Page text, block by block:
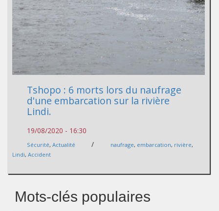
Tshopo : 6 morts lors du naufrage
d'une embarcation sur la rivière
Lindi.
19/08/2020 - 16:30
Sécurité, Actualité / naufrage, embarcation, rivière,
Lindi, Accident
Mots-clés populaires